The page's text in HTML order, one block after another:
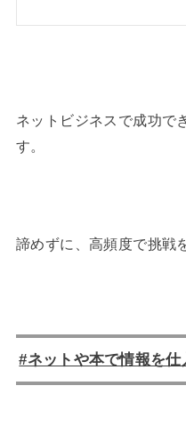
ネットビジネスで成功で
す。
諦めずに、高頻度で挑戦
#ネットや本で情報を仕